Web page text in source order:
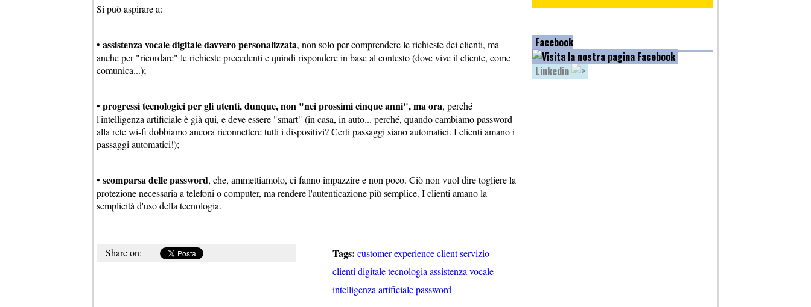
Si può aspirare a:
• assistenza vocale digitale davvero personalizzata, non solo per comprendere le richieste dei clienti, ma
anche per "ricordare" le richieste precedenti e quindi rispondere in base al contesto (dove vive il cliente, come
comunica...);
• progressi tecnologici per gli utenti, dunque, non "nei prossimi cinque anni", ma ora, perché
l'intelligenza artificiale è già qui, e deve essere "smart" (in casa, in auto... perché, quando cambiamo password
alla rete wi-fi dobbiamo ancora riconnettere tutti i dispositivi? Certi passaggi siano automatici. I clienti amano i
passaggi automatici!);
• scomparsa delle password, che, ammettiamolo, ci fanno impazzire e non poco. Ciò non vuol dire togliere la
protezione necessaria a telefoni o computer, ma rendere l'autenticazione più semplice. I clienti amano la
semplicità d'uso della tecnologia.
Tags: customer experienceclientservizio
clienti digitaletecnologia assistenza vocale
intelligenza artificialepassword
Share on:
Facebook
Linkedin